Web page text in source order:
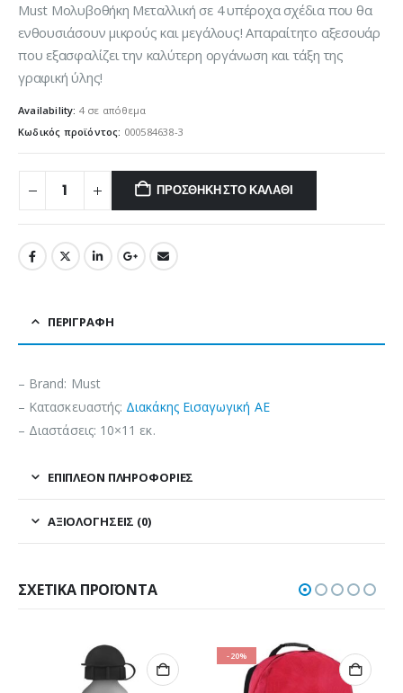
Must Μολυβοθήκη Μεταλλική σε 4 υπέροχα σχέδια που θα
ενθουσιάσουν μικρούς και μεγάλους! Απαραίτητο αξεσουάρ
που εξασφαλίζει την καλύτερη οργάνωση και τάξη της
γραφική ύλης!
Availability: 4 σε απόθεμα
Κωδικός προϊόντος: 000584638-3
ΠΡΟΣΘΉΚΗ ΣΤΟ ΚΑΛΆΘΙ
ΠΕΡΙΓΡΑΦΉ
– Brand: Must
– Κατασκευαστής: Διακάκης Εισαγωγική ΑΕ
– Διαστάσεις: 10×11 εκ.
ΕΠΙΠΛΈΟΝ ΠΛΗΡΟΦΟΡΊΕΣ
ΑΞΙΟΛΟΓΉΣΕΙΣ (0)
ΣΧΕΤΙΚΆ ΠΡΟΪΌΝΤΑ
-44%